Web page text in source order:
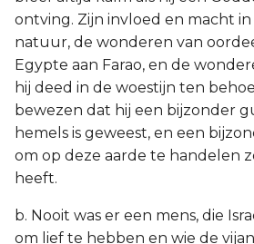
ontving. Zijn invloed en macht
natuur, de wonderen van
Egypte aan Farao, en de
hij deed in de woestijn ten
bewezen dat hij een bijzonder
hemels is geweest, en een
om op deze aarde te handelen
heeft.
b. Nooit was er een mens, die
om lief te hebben en wie de